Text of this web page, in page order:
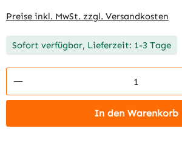
Preise inkl. MwSt. zzgl. Versandkosten
Sofort verfügbar, Lieferzeit: 1-3 Tage
Produkt Anzahl: Gib den
In den Warenkorb